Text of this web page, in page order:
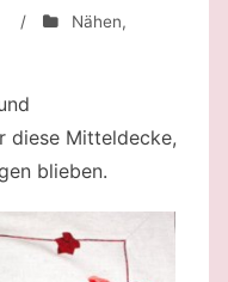
/ Nähen,
diese Mitteldecke,
blieben.